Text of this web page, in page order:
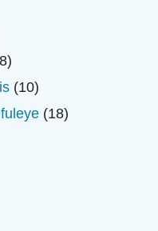
phẩm
18
sản
phẩm
1010
sản1818